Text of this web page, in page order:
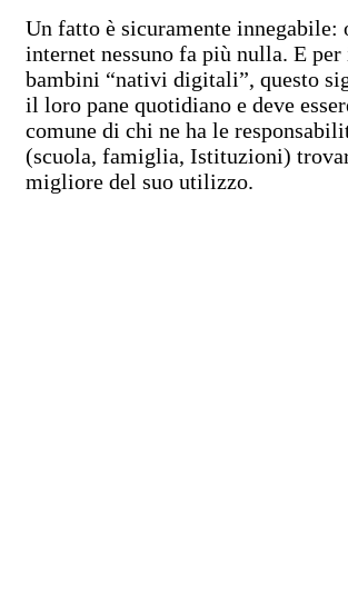
Un fatto è sicuramente innegabile:
internet nessuno fa più nulla. E
bambini “nativi digitali”, questo
il loro pane quotidiano e deve
comune di chi ne ha le
(scuola, famiglia, Istituzioni)
migliore del suo utilizzo.